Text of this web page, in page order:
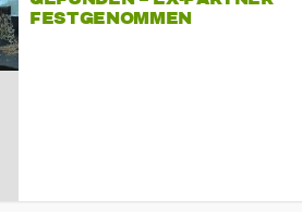
FESTGENOMMEN